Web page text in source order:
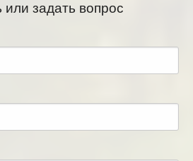
или задать вопрос